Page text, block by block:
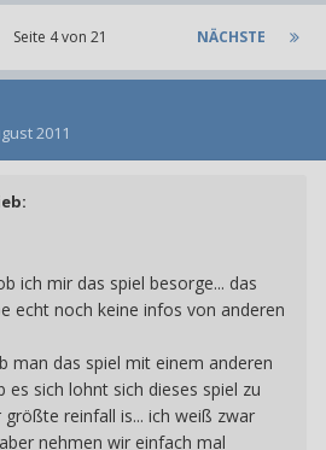
NÄCHSTE
Seite 4 von 21
2011
ich mir das spiel besorge... das
echt noch keine infos von anderen
man das spiel mit einem anderen
es sich lohnt sich dieses spiel zu
reinfall is... ich weiß zwar
nehmen wir einfach mal